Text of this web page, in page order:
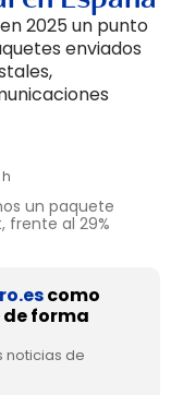
2025 un punto
enviados
un paquete
frente al 29%
como
forma
noticias de